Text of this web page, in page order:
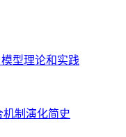
型理论和实践
制演化简史